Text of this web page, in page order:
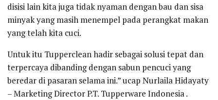
disisi lain kita juga tidak nyaman dengan bau dan sisa
minyak yang masih menempel pada perangkat makan
yang telah kita cuci.
Untuk itu Tupperclean hadir sebagai solusi tepat dan
terpercaya dibanding dengan sabun pencuci yang
beredar di pasaran selama ini.” ucap Nurlaila Hidayaty
– Marketing Director P.T. Tupperware Indonesia .